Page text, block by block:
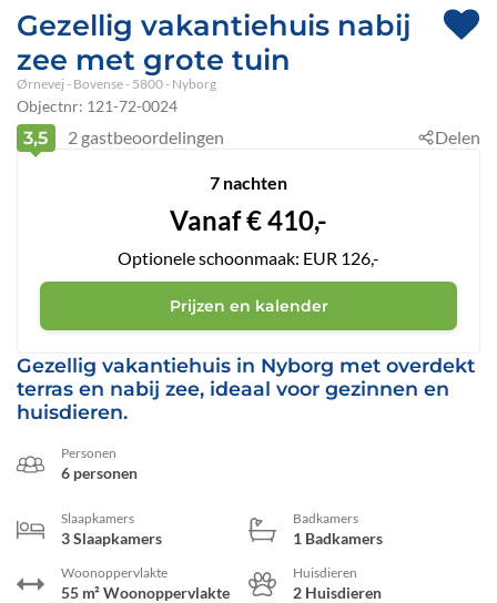
Gezellig vakantiehuis nabij
zee met grote tuin
Ørnevej - Bovense - 5800 - Nyborg
Objectnr: 121-72-0024
Gezellig vakantiehuis in Nyborg met overdekt
terras en nabij zee, ideaal voor gezinnen en
huisdieren.
Personen
6 personen
Slaapkamers
3 Slaapkamers
Badkamers
1 Badkamers
Woonoppervlakte
55 m² Woonoppervlakte
Huisdieren
2 Huisdieren
3,5 2gastbeoordelingen Delen
7 nachten
Vanaf€410,-
Optionele schoonmaak: EUR 126,-
Prijzen en kalender